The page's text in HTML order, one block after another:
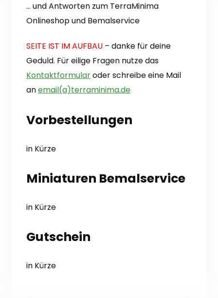
… und Antworten zum TerraMinima
Onlineshop und Bemalservice
SEITE IST IM AUFBAU – danke für deine
Geduld. Für eilige Fragen nutze das
Kontaktformularoder schreibe eine Mail
anemail(a)terraminima.de
Vorbestellungen
in Kürze
Miniaturen Bemalservice
in Kürze
Gutschein
in Kürze